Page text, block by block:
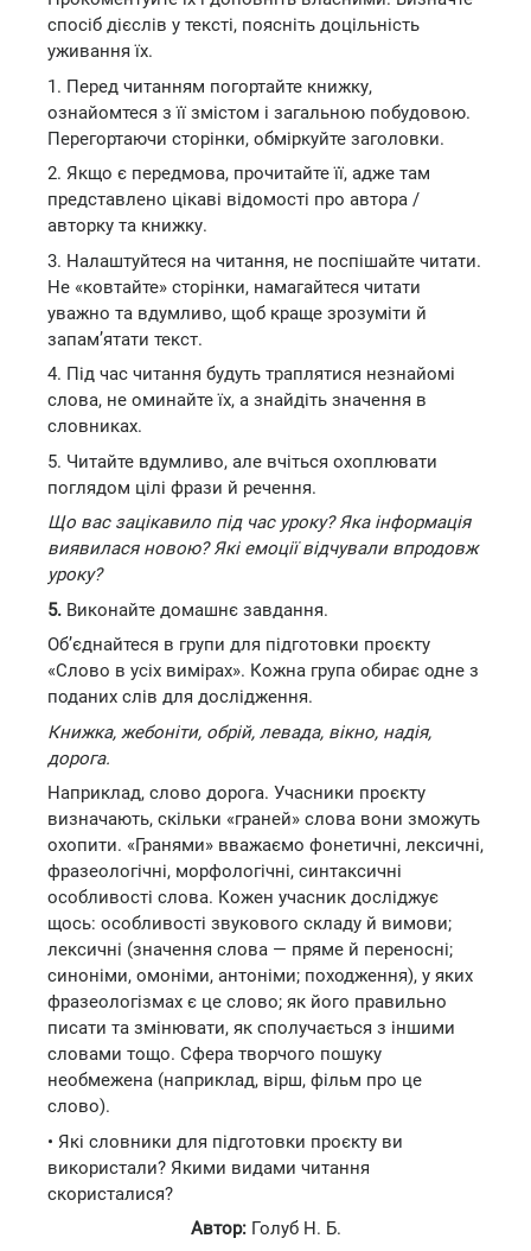
спосіб дієслів у тексті, поясніть доцільність
уживання їх.
1. Перед читанням погортайте книжку,
ознайомтеся з її змістом і загальною побудовою.
Перегортаючи сторінки, обміркуйте заголовки.
2. Якщо є передмова, прочитайте її, адже там
представлено цікаві відомості про автора /
авторку та книжку.
3. Налаштуйтеся на читання, не поспішайте читати.
Не «ковтайте» сторінки, намагайтеся читати
уважно та вдумливо, щоб краще зрозуміти й
запам’ятати текст.
4. Під час читання будуть траплятися незнайомі
слова, не оминайте їх, а знайдіть значення в
словниках.
5. Читайте вдумливо, але вчіться охоплювати
поглядом цілі фрази й речення.
Що вас зацікавило під час уроку? Яка інформація
виявилася новою? Які емоції відчували впродовж
уроку?
5. Виконайте домашнє завдання.
Об’єднайтеся в групи для підготовки проєкту
«Слово в усіх вимірах». Кожна група обирає одне з
поданих слів для дослідження.
Книжка, жебоніти, обрій, левада, вікно, надія,
дорога.
Наприклад, слово дорога. Учасники проєкту
визначають, скільки «граней» слова вони зможуть
охопити. «Гранями» вважаємо фонетичні, лексичні,
фразеологічні, морфологічні, синтаксичні
особливості слова. Кожен учасник досліджує
щось: особливості звукового складу й вимови;
лексичні (значення слова — пряме й переносні;
синоніми, омоніми, антоніми; походження), у яких
фразеологізмах є це слово; як його правильно
писати та змінювати, як сполучається з іншими
словами тощо. Сфера творчого пошуку
необмежена (наприклад, вірш, фільм про це
слово).
• Які словники для підготовки проєкту ви
використали? Якими видами читання
скористалися?
Автор:Голуб Н. Б.